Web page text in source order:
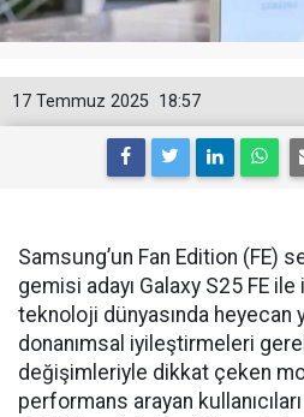
18:57
17 Temmuz 2025
Samsung’un Fan Edition (FE)
gemisi adayı Galaxy S25 FE ile
teknoloji dünyasında heyecan
donanımsal iyileştirmeleri
değişimleriyle dikkat çeken
performans arayan